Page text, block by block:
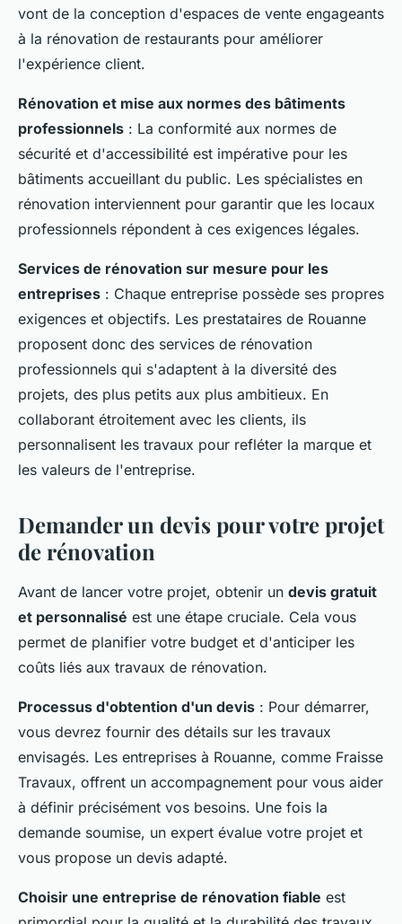
vont de la conception d'espaces de vente engageants
à la rénovation de restaurants pour améliorer
l'expérience client.
Rénovation et mise aux normes des bâtiments
professionnels : La conformité aux normes de
sécurité et d'accessibilité est impérative pour les
bâtiments accueillant du public. Les spécialistes en
rénovation interviennent pour garantir que les locaux
professionnels répondent à ces exigences légales.
Services de rénovation sur mesure pour les
entreprises : Chaque entreprise possède ses propres
exigences et objectifs. Les prestataires de Rouanne
proposent donc des services de rénovation
professionnels qui s'adaptent à la diversité des
projets, des plus petits aux plus ambitieux. En
collaborant étroitement avec les clients, ils
personnalisent les travaux pour refléter la marque et
les valeurs de l'entreprise.
Demander un devis pour votre projet
de rénovation
Avant de lancer votre projet, obtenir un devis gratuit
et personnalisé est une étape cruciale. Cela vous
permet de planifier votre budget et d'anticiper les
coûts liés aux travaux de rénovation.
Processus d'obtention d'un devis : Pour démarrer,
vous devrez fournir des détails sur les travaux
envisagés. Les entreprises à Rouanne, comme Fraisse
Travaux, offrent un accompagnement pour vous aider
à définir précisément vos besoins. Une fois la
demande soumise, un expert évalue votre projet et
vous propose un devis adapté.
Choisir une entreprise de rénovation fiable est